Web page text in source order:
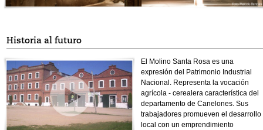
Historia al futuro
El Molino Santa Rosa es una
expresión del Patrimonio Industrial
Nacional. Representa la vocación
agrícola - cerealera característica del
departamento de Canelones. Sus
trabajadores promueven el desarrollo
local con un emprendimiento